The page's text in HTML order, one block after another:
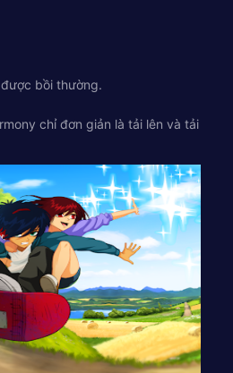
bồi thường.
chỉ đơn giản là tải lên và tải